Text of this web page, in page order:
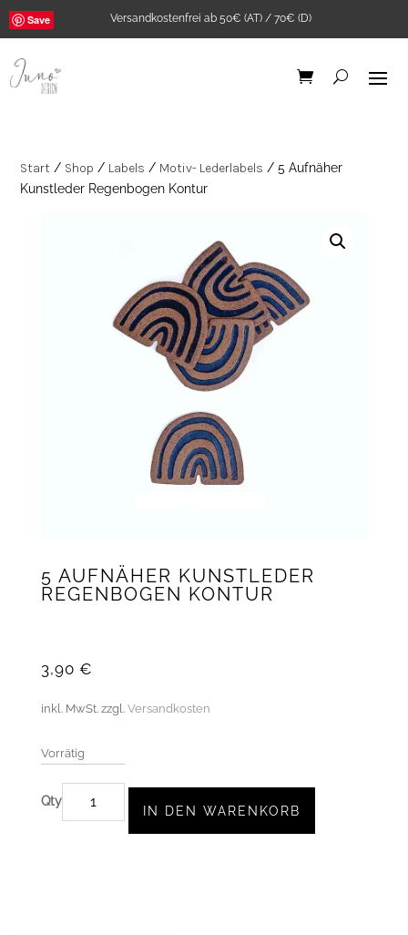
Versandkostenfrei ab 50€ (AT) / 70€ (D)
Save
Start / Shop / Labels / Motiv- Lederlabels / 5 Aufnäher
Kunstleder Regenbogen Kontur
5 AUFNÄHER KUNSTLEDER
REGENBOGEN KONTUR
3,90 €
inkl. MwSt. zzgl. Versandkosten
Vorrätig
AUFNÄHER
IN DEN WARENKORB
Ribstrick Jersey Senf
0,5m
6,45€